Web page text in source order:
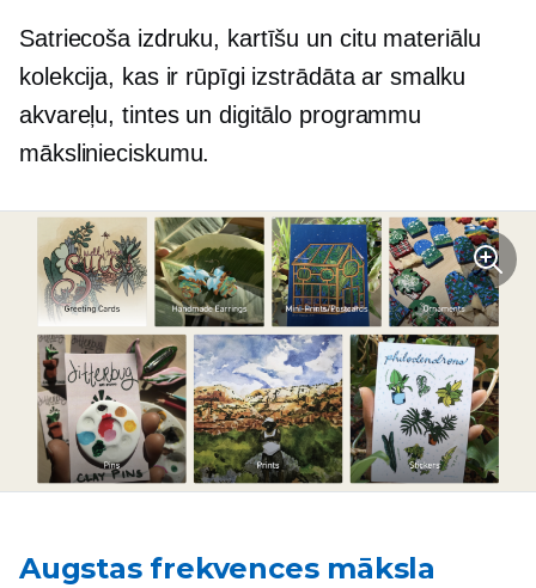
Satriecoša izdruku, kartīšu un citu materiālu
kolekcija, kas ir rūpīgi izstrādāta ar smalku
akvareļu, tintes un digitālo programmu
mākslinieciskumu.
Augstas frekvences māksla